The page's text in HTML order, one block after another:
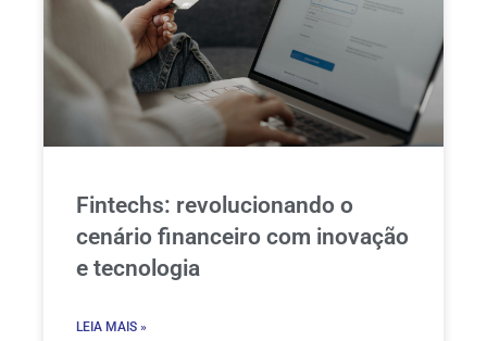
Fintechs: revolucionando o
cenário financeiro com inovação
e tecnologia
LEIA MAIS »